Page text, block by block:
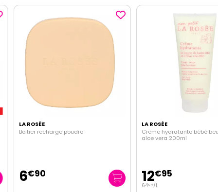
LA ROSÉE
Boitier recharge poudre
6€90
LA ROSÉE
Crème hydratante bébé
aloe vera 200ml
12€95
€75/l.